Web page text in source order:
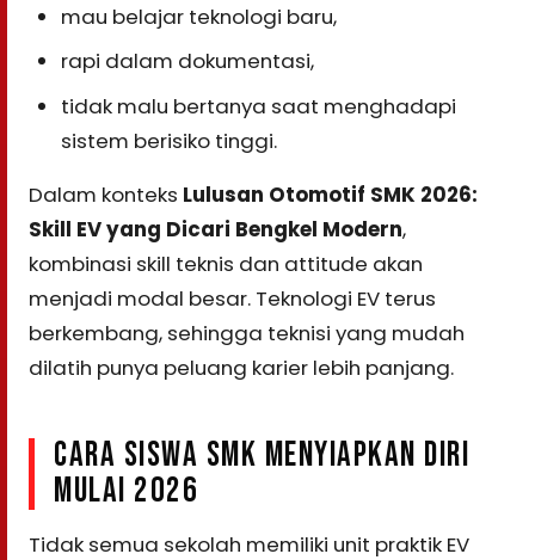
mau belajar teknologi baru,
rapi dalam dokumentasi,
tidak malu bertanya saat menghadapi
sistem berisiko tinggi.
Dalam konteks Lulusan Otomotif SMK 2026:
Skill EV yang Dicari Bengkel Modern,
kombinasi skill teknis dan attitude akan
menjadi modal besar. Teknologi EV terus
berkembang, sehingga teknisi yang mudah
dilatih punya peluang karier lebih panjang.
CARA SISWA SMK MENYIAPKAN DIRI
MULAI 2026
Tidak semua sekolah memiliki unit praktik EV